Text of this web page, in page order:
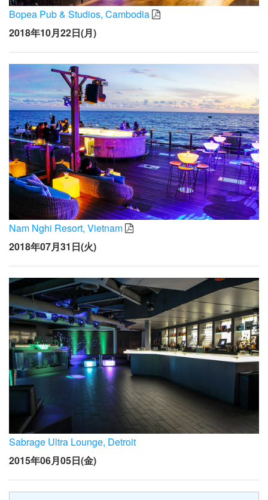
Bopea Pub & Studios, Cambodia
2018年10月22日(月)
Nam Nghi Resort, Vietnam
2018年07月31日(火)
Sabrage Ultra Lounge, Detroit
2015年06月05日(金)